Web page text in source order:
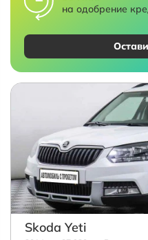
на одобрение
Skoda Yeti